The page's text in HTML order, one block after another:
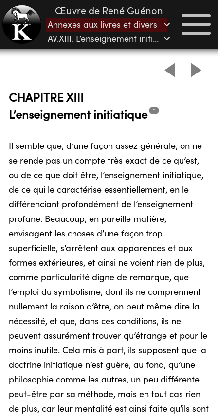
Œuvre de René Guénon
Annexes aux livres et divers
AV.XIII. L’enseignement initiatique
CHAPITRE XIII
L’enseignement initiatique *
Il semble que, d’une façon assez générale, on ne
se rende pas un compte très exact de ce qu’est,
ou de ce que doit être, l’enseignement initiatique,
de ce qui le caractérise essentiellement, en le
différenciant profondément de l’enseignement
profane. Beaucoup, en pareille matière,
envisagent les choses d’une façon trop
superficielle, s’arrêtent aux apparences et aux
formes extérieures, et ainsi ne voient rien de plus,
comme particularité digne de remarque, que
l’emploi du symbolisme, dont ils ne comprennent
nullement la raison d’être, on peut même dire la
nécessité, et que, dans ces conditions, ils ne
peuvent assurément trouver qu’étrange et pour le
moins inutile. Cela mis à part, ils supposent que la
doctrine initiatique n’est guère, au fond, qu’une
philosophie comme les autres, un peu différente
peut-être par sa méthode, mais en tout cas rien
de plus, car leur mentalité est ainsi faite qu’ils sont